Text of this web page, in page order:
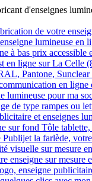
d'enseignes
de votre
lumineuse en
à bas prix
en ligne sur La Celle
Pantone,
en
lumineuse pour ma
de type rampes ou
et enseignes
sur fond Tôle
la farlède,
visuelle sur mesure
enseigne sur
enseigne